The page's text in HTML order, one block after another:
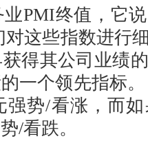
终值，它说
这些指数进行
得其公司业绩
一个领先指标
强势/看涨，而
/看跌。